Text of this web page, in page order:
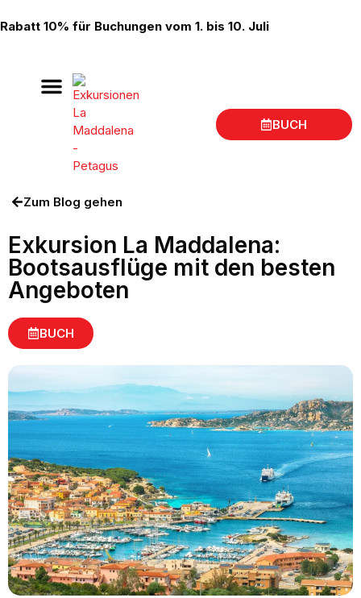
Rabatt 10% für Buchungen vom 1. bis 10. Juli
BUCH
Zum Blog gehen
Exkursion La Maddalena:
Bootsausflüge mit den besten
Angeboten
BUCH